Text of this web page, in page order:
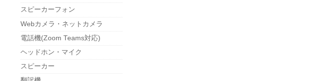
スピーカーフォン
Webカメラ・ネットカメラ
電話機(Zoom Teams対応)
ヘッドホン・マイク
スピーカー